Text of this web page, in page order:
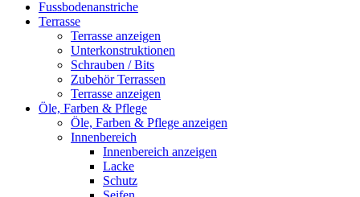
Fussbodenanstriche
Terrasse
Terrasse anzeigen
Unterkonstruktionen
Schrauben / Bits
Zubehör Terrassen
Terrasse anzeigen
Öle, Farben & Pflege
Öle, Farben & Pflege anzeigen
Innenbereich
Innenbereich anzeigen
Lacke
Schutz